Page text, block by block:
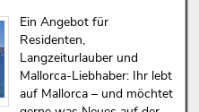
Ein Angebot für
Residenten,
Langzeiturlauber und
Mallorca-Liebhaber: Ihr lebt
auf Mallorca – und möchtet